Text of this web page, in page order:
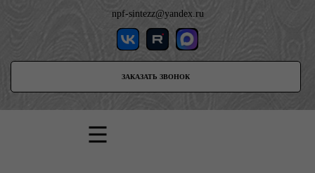
npf-sintezz@yandex.ru
ЗАКАЗАТЬ ЗВОНОК